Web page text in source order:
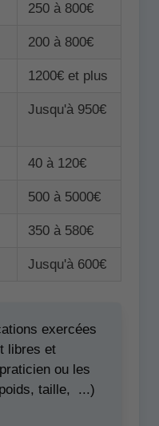
250 à 800€
200 à 800€
1200€ et plus
Jusqu'à 950€
40 à 120€
500 à 5000€
350 à 580€
Jusqu'à 600€
exercées
libres et
ou les
taille, ...)